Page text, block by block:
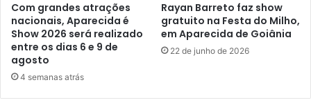
Com grandes atrações
nacionais, Aparecida é
Show 2026 será realizado
entre os dias 6 e 9 de
agosto
4 semanas atrás
Rayan Barreto faz show
gratuito na Festa do Milho,
em Aparecida de Goiânia
22 de junho de 2026